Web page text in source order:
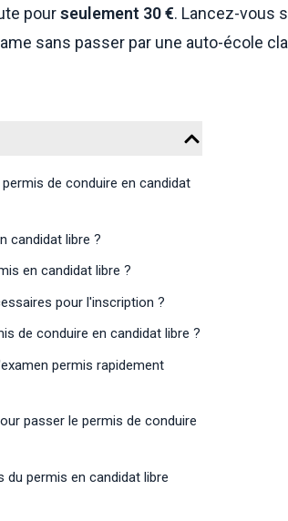
pourseulement 30 €. Lancez-vous
sans passer par une auto-école
de conduire en candidat
candidat libre ?
en candidat libre ?
pour l'inscription ?
de conduire en candidat libre ?
permis rapidement
passer le permis de conduire
du permis en candidat libre